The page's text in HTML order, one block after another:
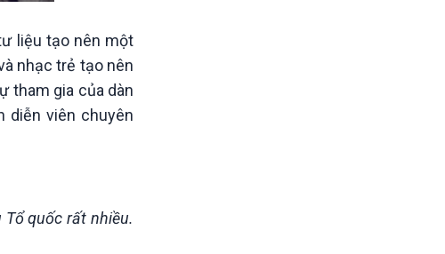
liệu tạo nên một
nhạc trẻ tạo nên
tham gia của dàn
diễn viên chuyên
quốc rất nhiều.